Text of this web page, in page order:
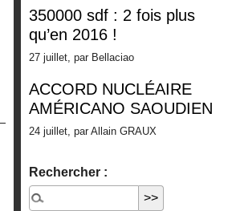
350000 sdf : 2 fois plus
qu’en 2016 !
27 juillet, par Bellaciao
ACCORD NUCLÉAIRE
AMÉRICANO SAOUDIEN
24 juillet, par Allain GRAUX
Rechercher :